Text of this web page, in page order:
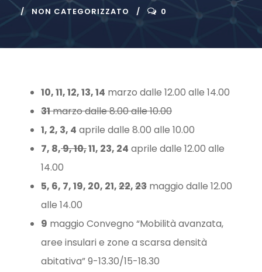
NON CATEGORIZZATO 0
10, 11, 12, 13, 14 marzo dalle 12.00 alle 14.00
31marzo dalle 8.00 alle 10.00
1, 2, 3, 4 aprile dalle 8.00 alle 10.00
7, 8,9, 10,11, 23, 24 aprile dalle 12.00 alle
14.00
5, 6, 7, 19, 20, 21,22,23 maggio dalle 12.00
alle 14.00
9 maggio Convegno “Mobilità avanzata,
aree insulari e zone a scarsa densità
abitativa” 9-13.30/15-18.30